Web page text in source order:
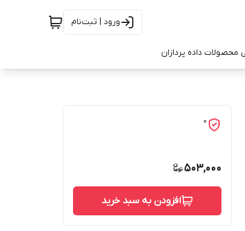
ورود | ثبت‌نام
محصولات داده پردازان
0
503,000
افزودن به سبد خرید